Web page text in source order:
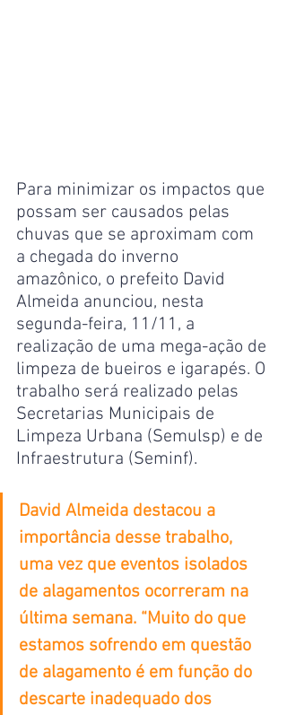
Para minimizar os impactos que
possam ser causados pelas
chuvas que se aproximam com
a chegada do inverno
amazônico, o prefeito David
Almeida anunciou, nesta
segunda-feira, 11/11, a
realização de uma mega-ação de
limpeza de bueiros e igarapés. O
trabalho será realizado pelas
Secretarias Municipais de
Limpeza Urbana (Semulsp) e de
Infraestrutura (Seminf).
David Almeida destacou a
importância desse trabalho,
uma vez que eventos isolados
de alagamentos ocorreram na
última semana. “Muito do que
estamos sofrendo em questão
de alagamento é em função do
descarte inadequado dos